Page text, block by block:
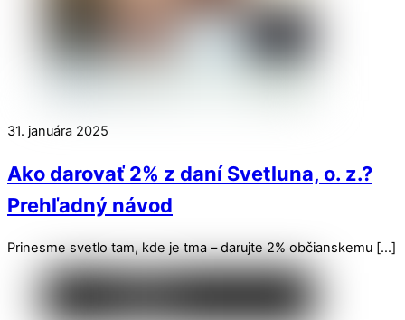
31. januára 2025
Ako darovať 2% z daní Svetluna, o. z.?
Prehľadný návod
Prinesme svetlo tam, kde je tma – darujte 2% občianskemu […]